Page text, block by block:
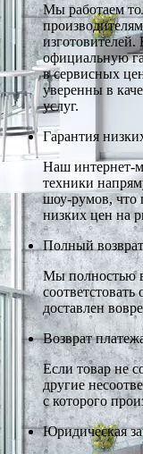
Мы работаем
официальную
в сервисных
уверенны в
услуг.
Гарантия
Наш интернет-
техники
шоу-румов, что
низких цен на
Полный
Мы полностью
доставлен
Возврат
Если товар не
другие
с которого
Юридическая